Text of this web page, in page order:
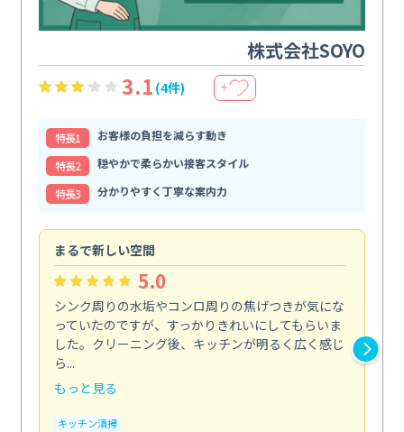
株式会社SOYO
3.1 (4件) ＋
特⻑1
お客様の負担を減らす動き
特⻑2
穏やかで柔らかい接客スタイル
特⻑3
分かりやすく丁寧な案内力
まるで新しい空間
5.0
シンク周りの水垢やコンロ周りの焦げつきが気にな
っていたのですが、すっかりきれいにしてもらいま
した。クリーニング後、キッチンが明るく広く感じ
ら...
もっと見る
キッチン清掃